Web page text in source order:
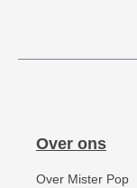
Over ons
Over Mister Pop